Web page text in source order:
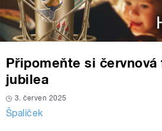
Připomeňte si
jubilea
3. červen 2025
Špalíček